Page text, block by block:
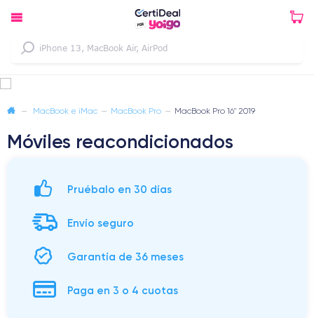
— MacBook e iMac — MacBook Pro — MacBook Pro 16" 2019
Móviles reacondicionados
Pruébalo en 30 días
Envío seguro
Garantía de 36 meses
Paga en 3 o 4 cuotas